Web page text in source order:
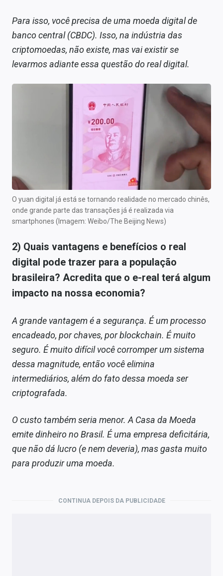
Para isso, você precisa de uma moeda digital de
banco central (CBDC). Isso, na indústria das
criptomoedas, não existe, mas vai existir se
levarmos adiante essa questão do real digital.
O yuan digital já está se tornando realidade no mercado chinês,
onde grande parte das transações já é realizada via
smartphones (Imagem: Weibo/The Beijing News)
2) Quais vantagens e benefícios o real
digital pode trazer para a população
brasileira? Acredita que o e-real terá algum
impacto na nossa economia?
A grande vantagem é a segurança. É um processo
encadeado, por chaves, por blockchain. É muito
seguro. É muito difícil você corromper um sistema
dessa magnitude, então você elimina
intermediários, além do fato dessa moeda ser
criptografada.
O custo também seria menor. A Casa da Moeda
emite dinheiro no Brasil. É uma empresa deficitária,
que não dá lucro (e nem deveria), mas gasta muito
para produzir uma moeda.
CONTINUA DEPOIS DA PUBLICIDADE